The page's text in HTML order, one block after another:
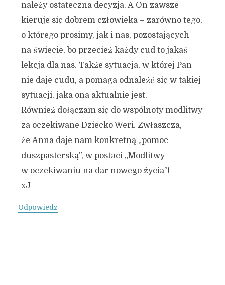
należy ostateczna decyzja. A On zawsze
kieruje się dobrem człowieka – zarówno tego,
o którego prosimy, jak i nas, pozostających
na świecie, bo przecież każdy cud to jakaś
lekcja dla nas. Także sytuacja, w której Pan
nie daje cudu, a pomaga odnaleźć się w takiej
sytuacji, jaka ona aktualnie jest.
Również dołączam się do wspólnoty modlitwy
za oczekiwane Dziecko Weri. Zwłaszcza,
że Anna daje nam konkretną „pomoc
duszpasterską”, w postaci „Modlitwy
w oczekiwaniu na dar nowego życia”!
xJ
Odpowiedz